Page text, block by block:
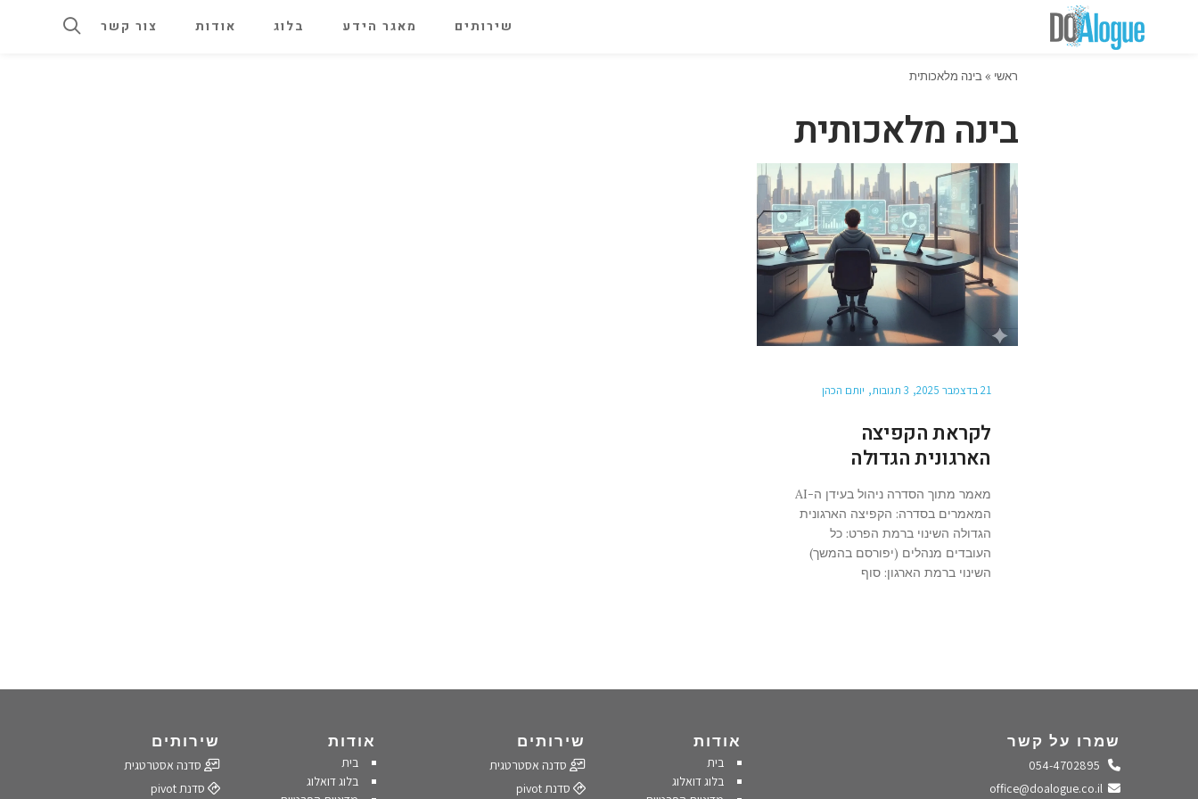
שירותים מאגר הידע בלוג אודות צור קשר
ראשי »בינה מלאכותית
בינה מלאכותית
21 בדצמבר 2025 3 תגובות יותם הכהן
לקראת הקפיצה
הארגונית הגדולה
מאמר מתוך הסדרה ניהול בעידן ה-AI
המאמרים בסדרה: הקפיצה הארגונית
הגדולה השינוי ברמת הפרט: כל
העובדים מנהלים (יפורסם בהמשך)
השינוי ברמת הארגון: סוף
שמרו על קשר
התקשרו אלינו
שלחו מייל
אודות
בית
בלוג דואלוג
שירותים
סדנה אסטרטגית
סדנת pivot
אודות
בית
בלוג דואלוג
שירותים
סדנה אסטרטגית
סדנת pivot